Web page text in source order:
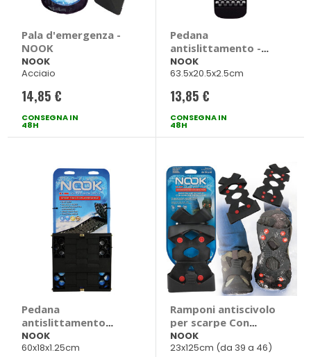
Pala d'emergenza -
NOOK
NOOK
Acciaio
14,85 €
CONSEGNA IN
48H
Pedana
antislittamento -
NOOK
NOOK
63.5x20.5x2.5cm
13,85 €
CONSEGNA IN
48H
Pedana
antislittamento
Traction Assistance
- NOOK
NOOK
60x18x1.25cm
Ramponi antiscivolo
per scarpe Con
borchie metalliche -
NOOK
NOOK
23x125cm (da 39 a 46)